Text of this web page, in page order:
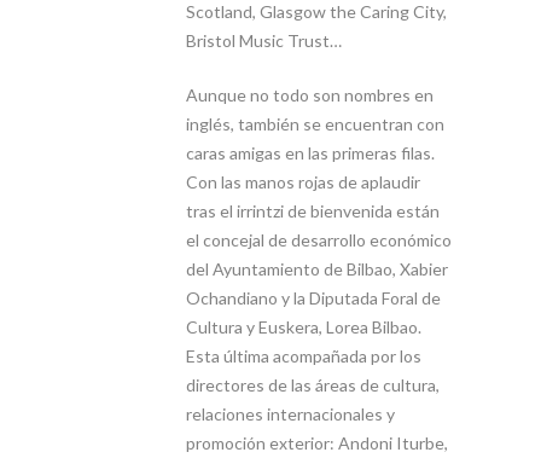
Scotland, Glasgow the Caring City,
Bristol Music Trust…
Aunque no todo son nombres en
inglés, también se encuentran con
caras amigas en las primeras filas.
Con las manos rojas de aplaudir
tras el irrintzi de bienvenida están
el concejal de desarrollo económico
del Ayuntamiento de Bilbao, Xabier
Ochandiano y la Diputada Foral de
Cultura y Euskera, Lorea Bilbao.
Esta última acompañada por los
directores de las áreas de cultura,
relaciones internacionales y
promoción exterior: Andoni Iturbe,